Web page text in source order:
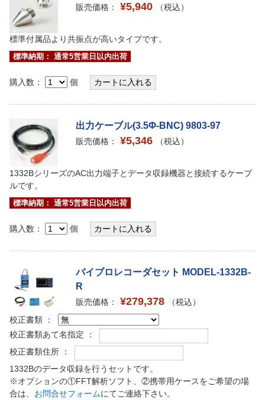
販売価格： ¥5,940 （税込）
標準付属品より共振点が高いタイプです。
標準納期： 通常5営業日以内出荷
購入数： 個
出力ケーブル(3.5Φ-BNC) 9803-97
販売価格： ¥5,346 （税込）
1332BシリーズのAC出力端子とデータ収録機器と接続するケーブ
ルです。
標準納期： 通常5営業日以内出荷
購入数： 個
バイブロレコーダセット MODEL-1332B-
R
販売価格： ¥279,378
（税込）
校正書類 ：
校正書類あて名指定 ：
校正書類住所 ：
1332Bのデータ収録を行うセットです。
※オプションの①FFT解析ソフト、②携帯用ケースをご希望の場
合は、 お問合せフォームにてご連絡下さい。